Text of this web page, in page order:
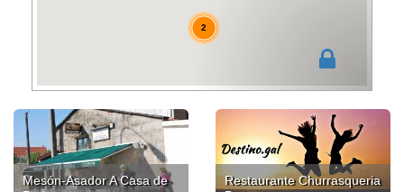
2
Mesón-Asador A Casa de
Restaurante Churrasqueria